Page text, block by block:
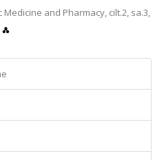
and Pharmacy, cilt.2, sa.3,